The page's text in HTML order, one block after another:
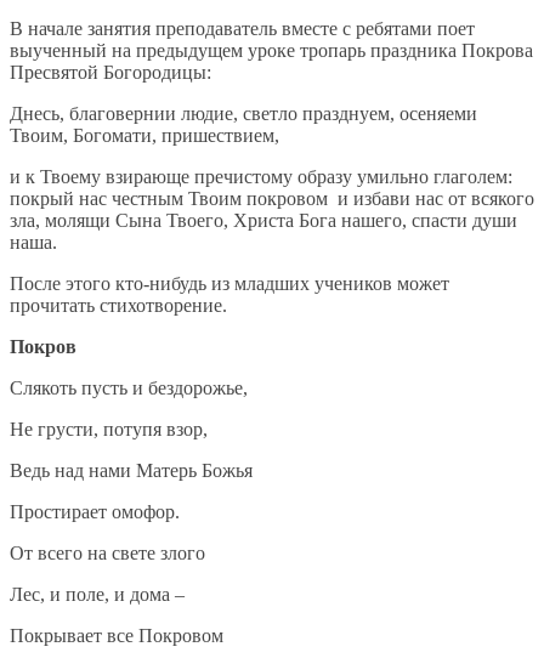
В начале занятия преподаватель вместе с ребятами поет
выученный на предыдущем уроке тропарь праздника Покрова
Пресвятой Богородицы:
Днесь, благовернии людие, светло празднуем, осеняеми
Твоим, Богомати, пришествием,
и к Твоему взирающе пречистому образу умильно глаголем:
покрый нас честным Твоим покровом и избави нас от всякого
зла, молящи Сына Твоего, Христа Бога нашего, спасти души
наша.
После этого кто-нибудь из младших учеников может
прочитать стихотворение.
Покров
Слякоть пусть и бездорожье,
Не грусти, потупя взор,
Ведь над нами Матерь Божья
Простирает омофор.
От всего на свете злого
Лес, и поле, и дома –
Покрывает все Покровом